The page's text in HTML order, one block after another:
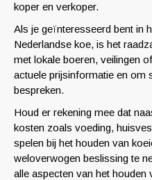
koper en verkoper.
Als je geïnteresseerd bent in
Nederlandse koe, is het
met lokale boeren, veilingen
actuele prijsinformatie en om
bespreken.
Houd er rekening mee dat
kosten zoals voeding,
spelen bij het houden van
weloverwogen beslissing te
alle aspecten van het houden